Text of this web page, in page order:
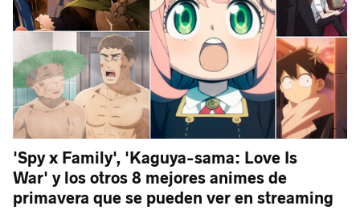
'Spy x Family', 'Kaguya-sama: Love Is
War' y los otros 8 mejores animes de
primavera que se pueden ver en streaming